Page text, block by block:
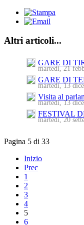
Altri articoli...
GARE DI
martedì, 21
GARE DI
martedì, 13
Visita al
martedì, 13
FESTIVAL
martedì, 20
Pagina 5 di 33
Inizio
Prec
1
2
3
4
5
6